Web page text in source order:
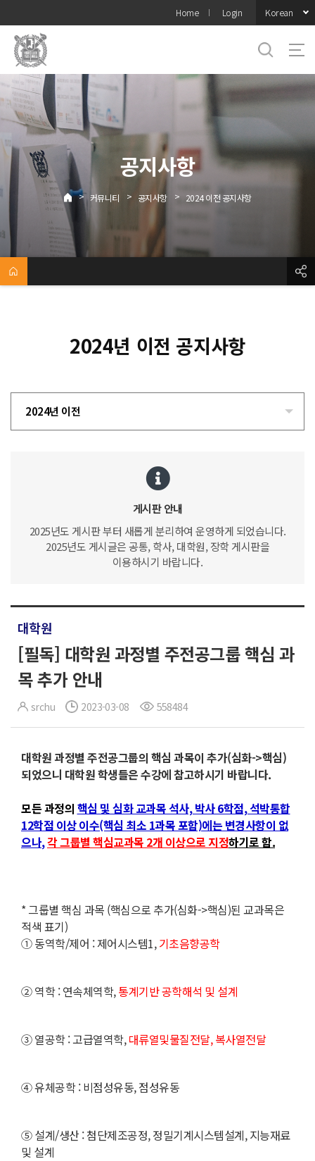
메뉴
Home Login Korean
공지사항
> 커뮤니티 > 공지사항 > 2024 이전 공지사항
2024년 이전 공지사항
2024년 이전
게시판 안내
2025년도 게시판 부터 새롭게 분리하여 운영하게 되었습니다.
2025년도 게시글은 공통, 학사, 대학원, 장학 게시판을
이용하시기 바랍니다.
대학원
[필독] 대학원 과정별 주전공그룹 핵심 과
목 추가 안내
srchu 2023-03-08 558484
대학원 과정별 주전공그룹의 핵심 과목이 추가(심화->핵심)
되었으니 대학원 학생들은 수강에 참고하시기 바랍니다.
모든 과정의 핵심 및 심화 교과목 석사, 박사 6학점, 석박통합
12학점 이상 이수(핵심 최소 1과목 포함)에는 변경사항이 없
으나,각 그룹별 핵심교과목 2개 이상으로 지정하기로 함.
* 그룹별 핵심 과목 (핵심으로 추가(심화->핵심)된 교과목은
적색 표기)
①동역학/제어 : 제어시스템1,기초음향공학
②역학 : 연속체역학,통계기반 공학해석 및 설계
③열공학 : 고급열역학,대류열및물질전달, 복사열전달
④유체공학 : 비점성유동, 점성유동
⑤설계/생산 : 첨단제조공정, 정밀기계시스템설계, 지능재료
및 설계